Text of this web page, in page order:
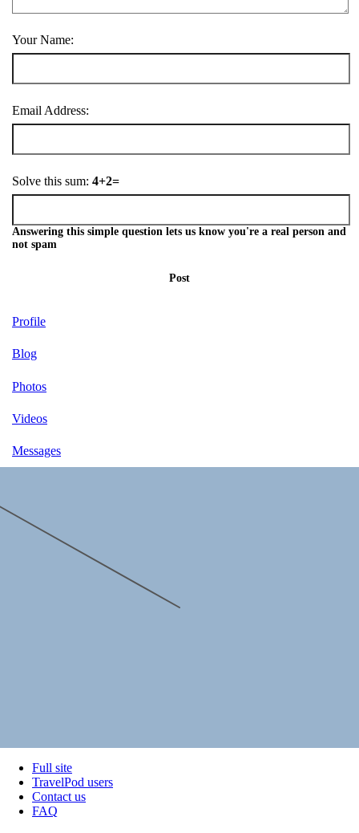
Your Name:
Email Address:
Solve this sum: 4+2=
Answering this simple question lets us know you're a real person and
not spam
Post
Profile
Blog
Photos
Videos
Messages
Full site
TravelPod users
Contact us
FAQ